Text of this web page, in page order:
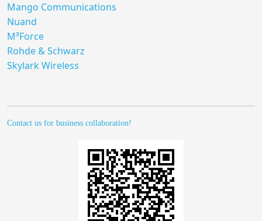
Mango Communications
Nuand
M³Force
Rohde & Schwarz
Skylark Wireless
Contact us for business collaboration!